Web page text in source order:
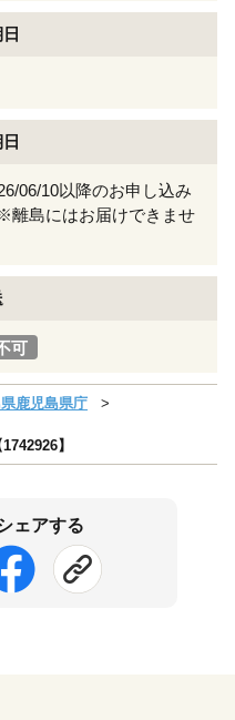
06/10以降のお申し込み
島にはお届けできませ
可
鹿児島県庁
】
ェアする